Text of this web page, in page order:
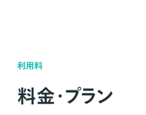
利用料
料金・プラン